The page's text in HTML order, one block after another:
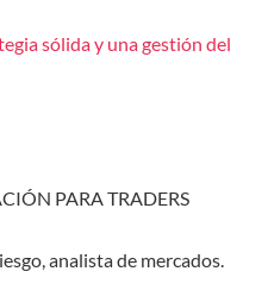
sólida y una gestión del
PARA TRADERS
analista de mercados.